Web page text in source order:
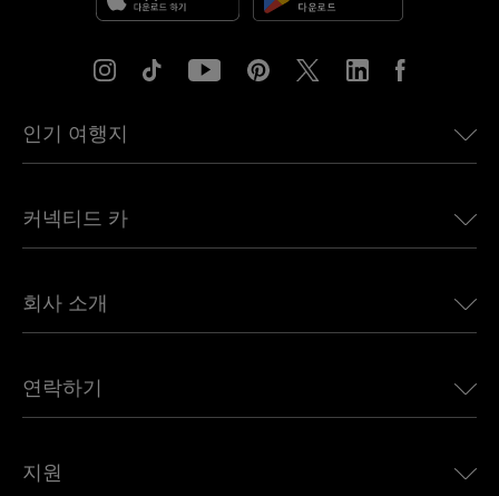
인기 여행지
유럽용 eSIM
캐나다용 eSIM
아프리카용 eSIM
모든 목적지 보기
커넥티드 카
Land Rover용 Ubigi
Jeep용 Ubigi
Mini용 Ubigi
회사 소개
언론에 소개된 Ubigi
Ubigi 앱
연락하기
제휴 프로그램
지원